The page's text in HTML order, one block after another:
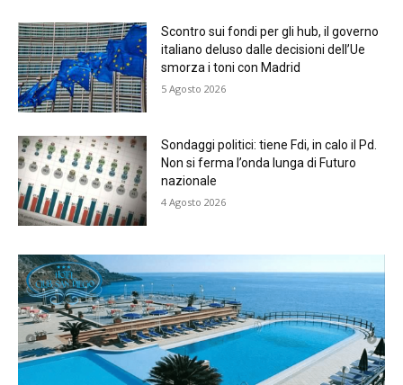
Scontro sui fondi per gli hub, il governo
italiano deluso dalle decisioni dell’Ue
smorza i toni con Madrid
5 Agosto 2026
Sondaggi politici: tiene Fdi, in calo il Pd.
Non si ferma l’onda lunga di Futuro
nazionale
4 Agosto 2026